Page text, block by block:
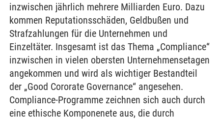
inzwischen jährlich mehrere Milliarden Euro. Dazu
kommen Reputationsschäden, Geldbußen und
Strafzahlungen für die Unternehmen und
Einzeltäter. Insgesamt ist das Thema „Compliance“
inzwischen in vielen obersten Unternehmensetagen
angekommen und wird als wichtiger Bestandteil
der „Good Cororate Governance“ angesehen.
Compliance-Programme zeichnen sich auch durch
eine ethische Komponenete aus, die durch